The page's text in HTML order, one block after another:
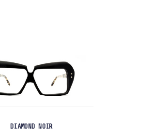
DIAMOND NOIR